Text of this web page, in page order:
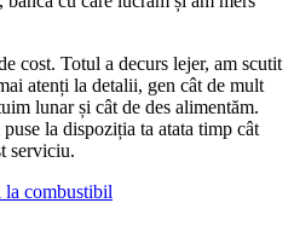
cost. Totul a decurs lejer, am scutit
atenți la detalii, gen cât de mult
lunar și cât de des alimentăm.
la dispoziția ta atata timp cât
serviciu.